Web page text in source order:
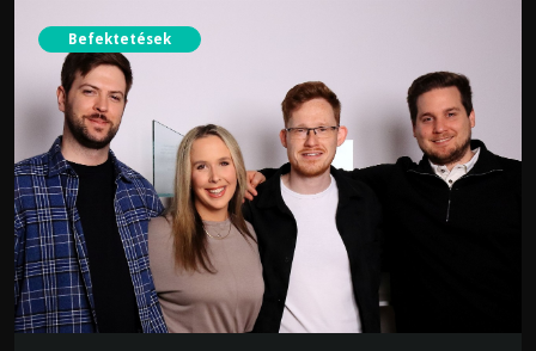
Befektetések